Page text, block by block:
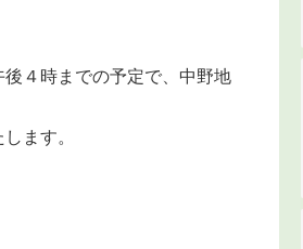
４時までの予定で、中野地
ます。